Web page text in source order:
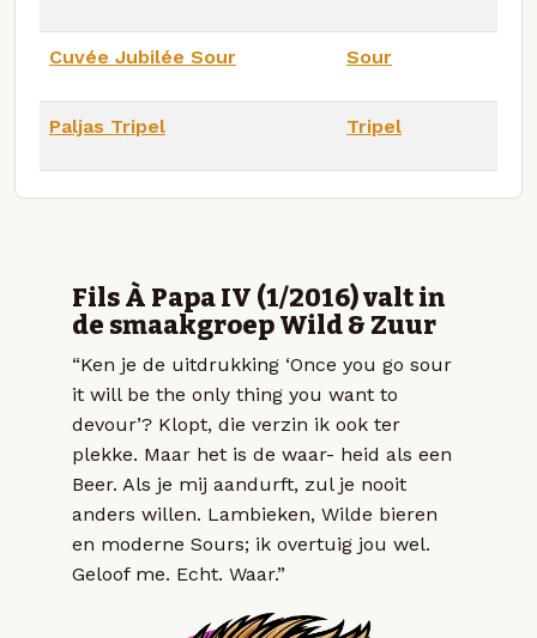
Cuvée Jubilée Sour Sour
Paljas Tripel Tripel
Fils À Papa IV (1/2016) valt in
de smaakgroep Wild & Zuur
“Ken je de uitdrukking ‘Once you go sour
it will be the only thing you want to
devour’? Klopt, die verzin ik ook ter
plekke. Maar het is de waar- heid als een
Beer. Als je mij aandurft, zul je nooit
anders willen. Lambieken, Wilde bieren
en moderne Sours; ik overtuig jou wel.
Geloof me. Echt. Waar.”